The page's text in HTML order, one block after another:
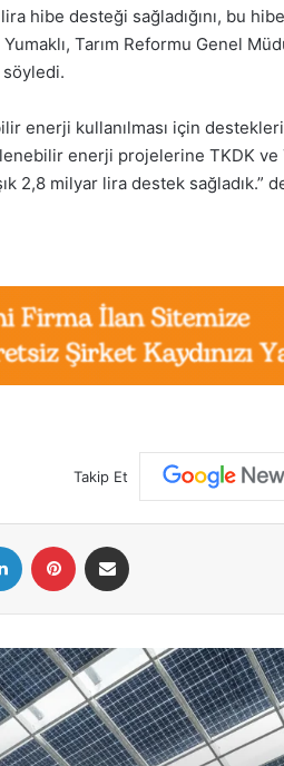
hibe desteği sağladığını, bu
Tarım Reformu Genel
söyledi.
enerji kullanılması için
enerji projelerine TKDK
2,8 milyar lira destek sağladık.”
Takip Et
LinkedIn Pinterest